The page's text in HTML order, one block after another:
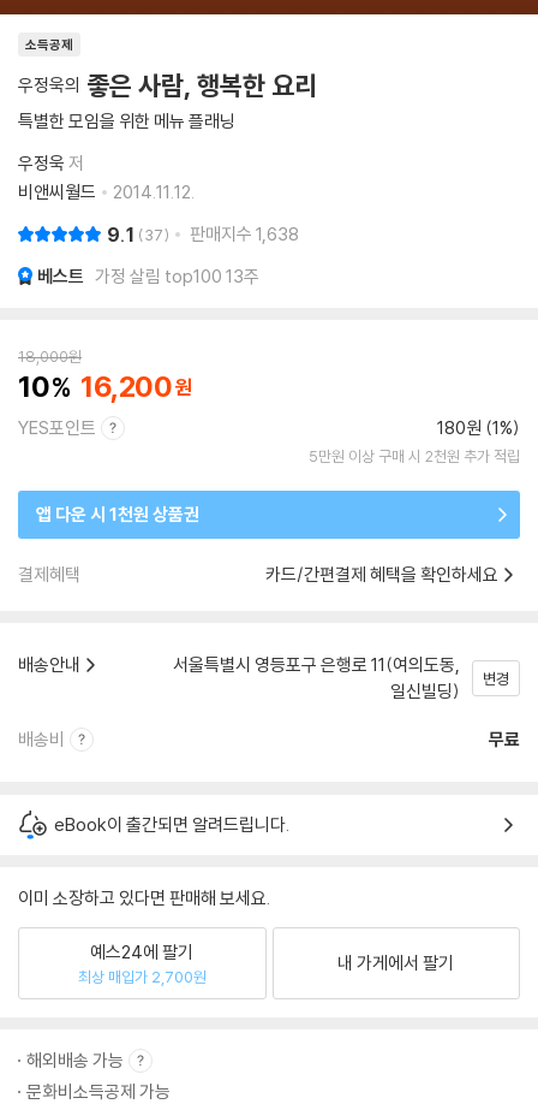
소득공제
우정욱의 좋은 사람, 행복한 요리
특별한 모임을 위한 메뉴 플래닝
우정욱 저
비앤씨월드
2014.11.12.
9.1 37 판매지수 1,638
베스트 가정 살림 top100 13주
18,000원
10 16,200
YES포인트 180원 (1%)
5만원 이상 구매 시 2천원 추가 적립
앱 다운 시 1천원 상품권
결제혜택 카드/간편결제 혜택을 확인하세요
배송안내
서울특별시 영등포구 은행로 11(여의도동,
일신빌딩)
변경
배송비 무료
eBook이 출간되면 알려드립니다.
이미 소장하고 있다면 판매해 보세요.
예스24에 팔기
최상 매입가 2,700원
내 가게에서 팔기
해외배송 가능
문화비소득공제 가능